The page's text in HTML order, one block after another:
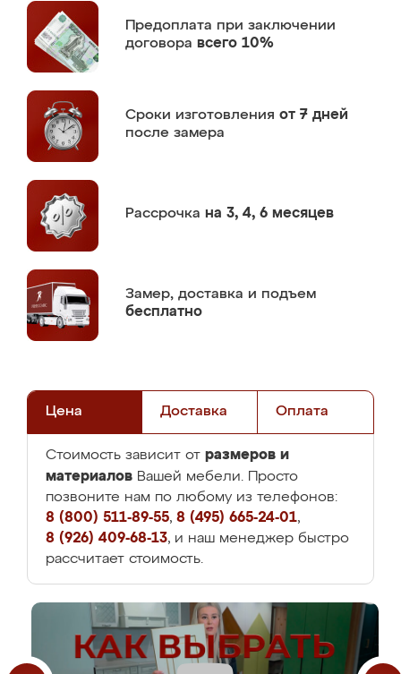
Предоплата при заключении
договора всего 10%
Сроки изготовления от 7 дней
после замера
Рассрочка на 3, 4, 6 месяцев
Замер, доставка и подъем
бесплатно
Цена Доставка Оплата
Стоимость зависит от размеров и
материалов Вашей мебели. Просто
позвоните нам по любому из телефонов:
8 (800) 511-89-55, 8 (495) 665-24-01,
8 (926) 409-68-13, и наш менеджер быстро
рассчитает стоимость.